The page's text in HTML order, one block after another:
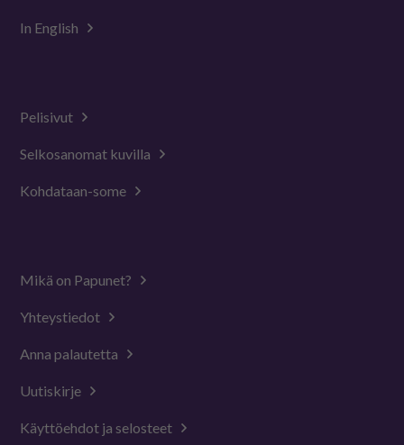
In English
Pelisivut
Selkosanomat kuvilla
Kohdataan-some
Mikä on Papunet?
Yhteystiedot
Anna palautetta
Uutiskirje
Käyttöehdot ja selosteet